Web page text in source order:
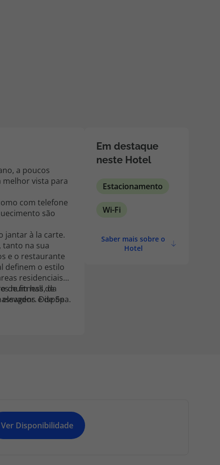
a poucos
melhor vista para
com telefone
são
jantar à la carte.
tanto na sua
e o restaurante
definem o estilo
residenciais
num hall de
Dispõe
de fitness, da
e de Spa.
Em destaque
neste Hotel
Estacionamento
Wi-Fi
Saber mais sobre o
Hotel
Ver Disponibilidade